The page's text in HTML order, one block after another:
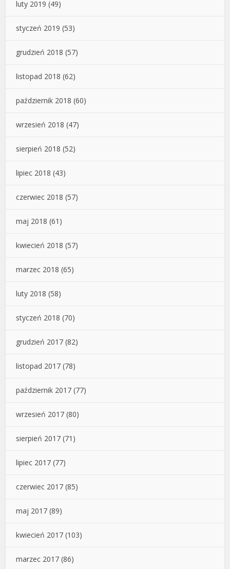
luty 2019 (49)
styczeń 2019 (53)
grudzień 2018 (57)
listopad 2018 (62)
październik 2018 (60)
wrzesień 2018 (47)
sierpień 2018 (52)
lipiec 2018 (43)
czerwiec 2018 (57)
maj 2018 (61)
kwiecień 2018 (57)
marzec 2018 (65)
luty 2018 (58)
styczeń 2018 (70)
grudzień 2017 (82)
listopad 2017 (78)
październik 2017 (77)
wrzesień 2017 (80)
sierpień 2017 (71)
lipiec 2017 (77)
czerwiec 2017 (85)
maj 2017 (89)
kwiecień 2017 (103)
marzec 2017 (86)